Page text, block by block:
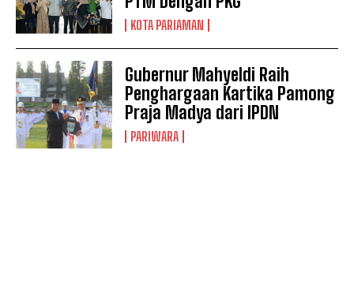
KOTA PARIAMAN
Gubernur Mahyeldi Raih
Penghargaan Kartika Pamong
Praja Madya dari IPDN
PARIWARA